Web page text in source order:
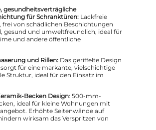
gesundheitsverträgliche
für Schranktüren: Lackfreie
frei von schädlichen Beschichtungen
gesund und umweltfreundlich, ideal für
und andere öffentliche
und Rillen: Das geriffelte Design
für eine markante, vielschichtige
Struktur, ideal für den Einsatz im
Becken Design: 500-mm-
ideal für kleine Wohnungen mit
Erhöhte Seitenwände auf
wirksam das Verspritzen von